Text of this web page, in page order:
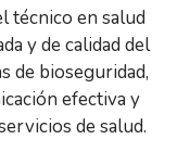
técnico en salud
y de calidad del
de bioseguridad,
efectiva y
de salud.